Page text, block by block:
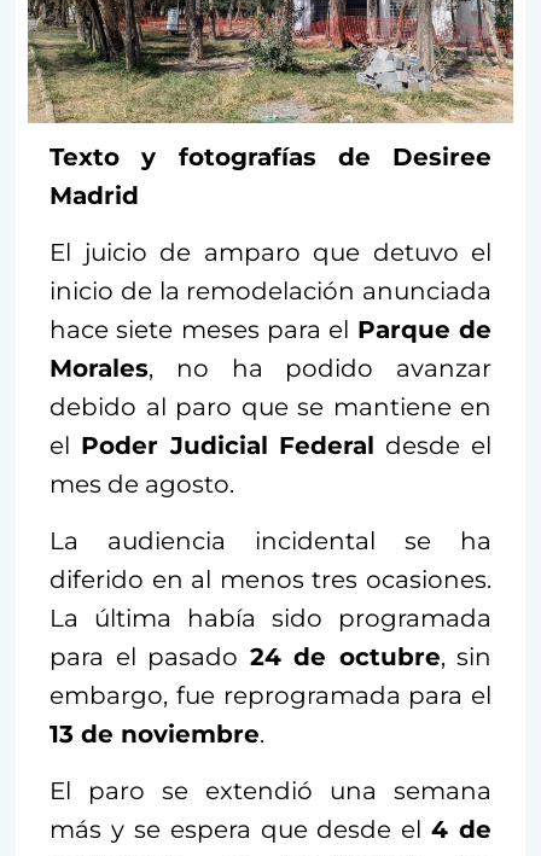
Texto y fotografías de Desiree
Madrid
El juicio de amparo que detuvo el
inicio de la remodelación anunciada
hace siete meses para el Parque de
Morales, no ha podido avanzar
debido al paro que se mantiene en
el Poder Judicial Federal desde el
mes de agosto.
La audiencia incidental se ha
diferido en al menos tres ocasiones.
La última había sido programada
para el pasado 24 de octubre, sin
embargo, fue reprogramada para el
13 de noviembre.
El paro se extendió una semana
más y se espera que desde el4 de